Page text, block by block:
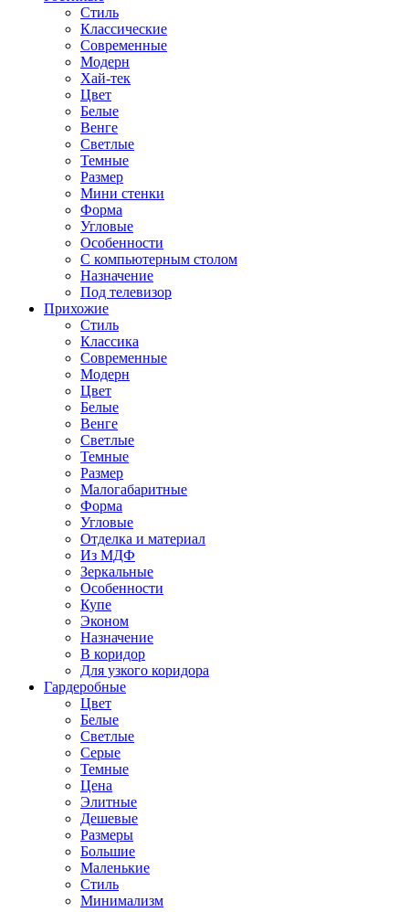
Стиль
Классические
Современные
Модерн
Хай-тек
Цвет
Белые
Венге
Светлые
Темные
Размер
Мини стенки
Форма
Угловые
Особенности
С компьютерным столом
Назначение
Под телевизор
Прихожие
Стиль
Классика
Современные
Модерн
Цвет
Белые
Венге
Светлые
Темные
Размер
Малогабаритные
Форма
Угловые
Отделка и материал
Из МДФ
Зеркальные
Особенности
Купе
Эконом
Назначение
В коридор
Для узкого коридора
Гардеробные
Цвет
Белые
Светлые
Серые
Темные
Цена
Элитные
Дешевые
Размеры
Большие
Маленькие
Стиль
Минимализм